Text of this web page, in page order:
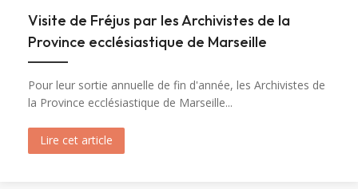
Visite de Fréjus par les Archivistes de la
Province ecclésiastique de Marseille
Pour leur sortie annuelle de fin d'année, les Archivistes de
la Province ecclésiastique de Marseille...
Lire cet article